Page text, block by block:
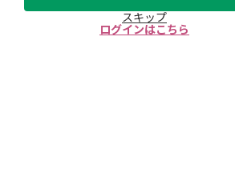
スキップ
ログインはこちら